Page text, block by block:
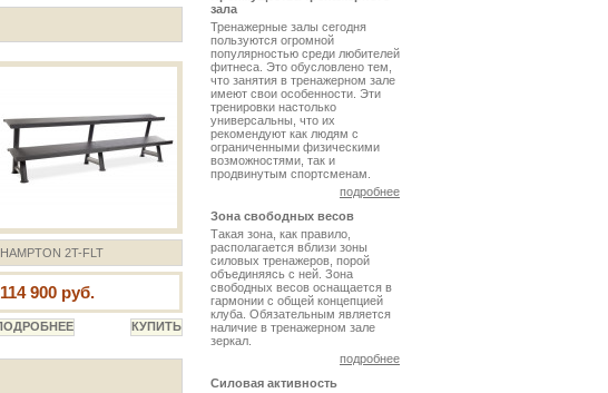
HAMPTON 2T-FLT
114 900 руб.
зала
Тренажерные залы сегодня
пользуются огромной
популярностью среди любителей
фитнеса. Это обусловлено тем,
что занятия в тренажерном зале
имеют свои особенности. Эти
тренировки настолько
универсальны, что их
рекомендуют как людям с
ограниченными физическими
возможностями, так и
продвинутым спортсменам.
подробнее
Зона свободных весов
Такая зона, как правило,
располагается вблизи зоны
силовых тренажеров, порой
объединяясь с ней. Зона
свободных весов оснащается в
гармонии с общей концепцией
клуба. Обязательным является
наличие в тренажерном зале
зеркал.
подробнее
Силовая активность